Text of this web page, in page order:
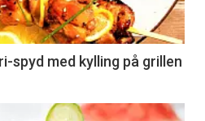
spyd med kylling på grillen